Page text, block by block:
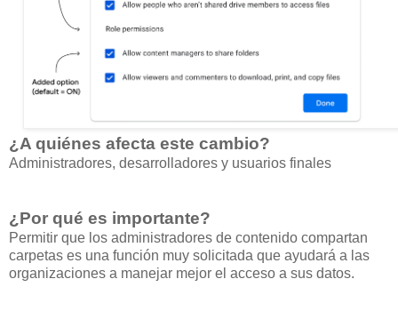
¿A quiénes afecta este cambio?
Administradores, desarrolladores y usuarios finales
¿Por qué es importante?
Permitir que los administradores de contenido compartan
carpetas es una función muy solicitada que ayudará a las
organizaciones a manejar mejor el acceso a sus datos.